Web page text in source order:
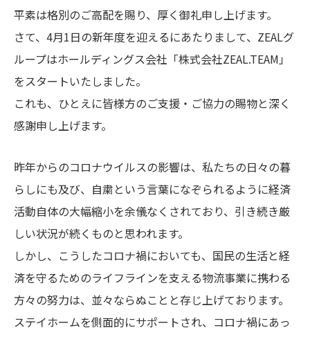
平素は格別のご高配を賜り、厚く御礼申し上げます。
さて、4月1日の新年度を迎えるにあたりまして、ZEALグ
ループはホールディングス会社「株式会社ZEAL.TEAM」
をスタートいたしました。
これも、ひとえに皆様方のご支援・ご協力の賜物と深く
感謝申し上げます。
昨年からのコロナウイルスの影響は、私たちの日々の暮
らしにも及び、自粛という言葉になぞられるように経済
活動自体の大幅縮小を余儀なくされており、引き続き厳
しい状況が続くものと思われます。
しかし、こうしたコロナ禍においても、国民の生活と経
済を守るためのライフラインを支える物流事業に携わる
方々の努力は、並々ならぬことと存じ上げております。
ステイホームを側面的にサポートされ、コロナ禍にあっ